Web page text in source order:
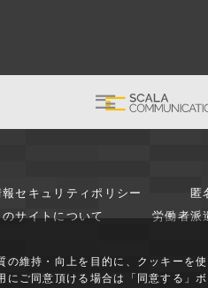
報セキュリティポリシー
匿
のサイトについて 労働者派
維持・向上を目的に、クッキーを
にご同意頂ける場合は「同意する」